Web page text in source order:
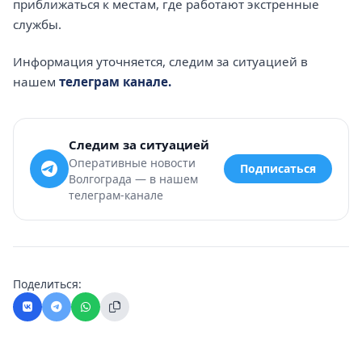
приближаться к местам, где работают экстренные
службы.
Информация уточняется, следим за ситуацией в
нашем телеграм канале.
Следим за ситуацией
Оперативные новости
Волгограда — в нашем
телеграм-канале
Подписаться
Поделиться: